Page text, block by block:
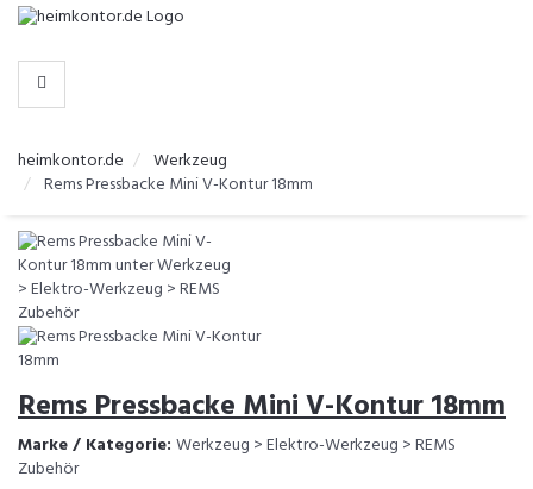
-
KATEGORIEN
heimkontor.de
Werkzeug
Rems Pressbacke Mini V-Kontur 18mm
Rems Pressbacke Mini V-Kontur 18mm
Marke / Kategorie: Werkzeug > Elektro-Werkzeug > REMS
Zubehör